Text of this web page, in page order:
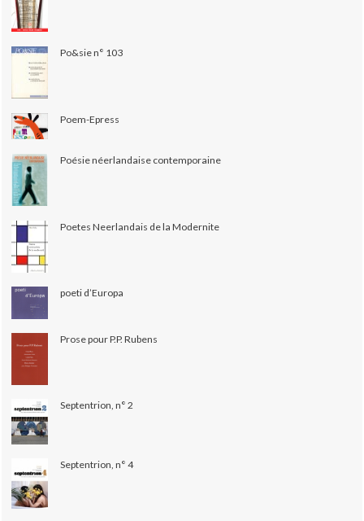
Po&sie n° 103
Poem-Epress
Poésie néerlandaise contemporaine
Poetes Neerlandais de la Modernite
poeti d’Europa
Prose pour P.P. Rubens
Septentrion, n° 2
Septentrion, n° 4